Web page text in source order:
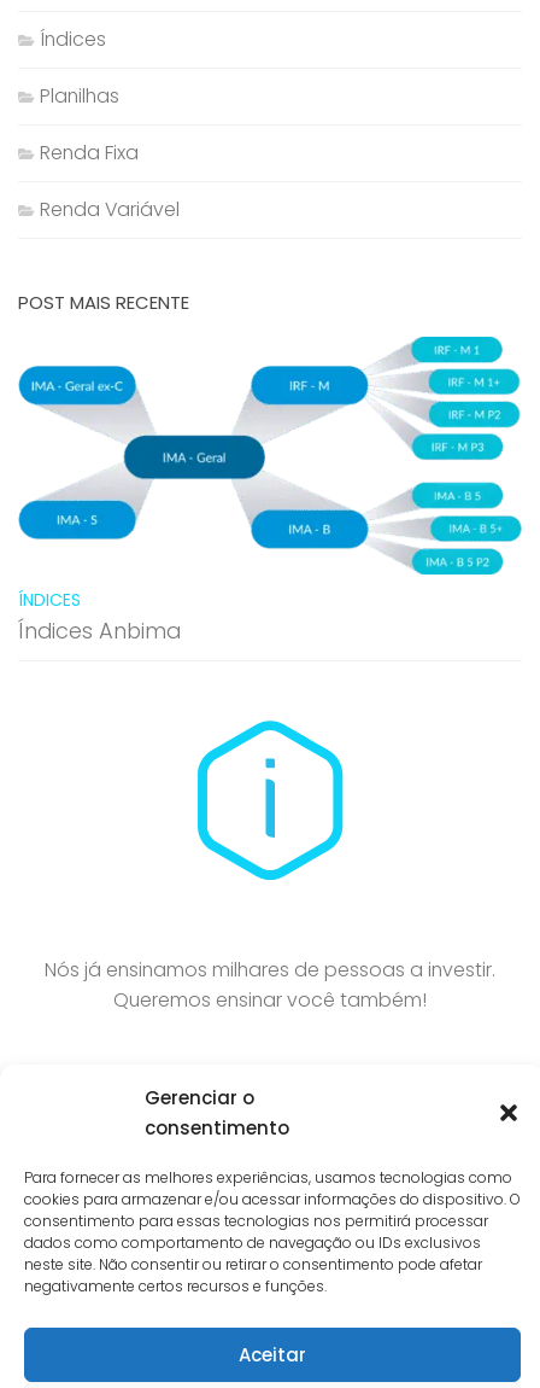
Gerenciar o
consentimento
Para fornecer as melhores experiências, usamos tecnologias como
cookies para armazenar e/ou acessar informações do dispositivo. O
consentimento para essas tecnologias nos permitirá processar
dados como comportamento de navegação ou IDs exclusivos
neste site. Não consentir ou retirar o consentimento pode afetar
negativamente certos recursos e funções.
Aceitar
Índices
Planilhas
Renda Fixa
Renda Variável
POST MAIS RECENTE
ÍNDICES
Índices Anbima
Nós já ensinamos milhares de pessoas a investir.
Queremos ensinar você também!
Interest © 2026. Todos Direitos Reservados.